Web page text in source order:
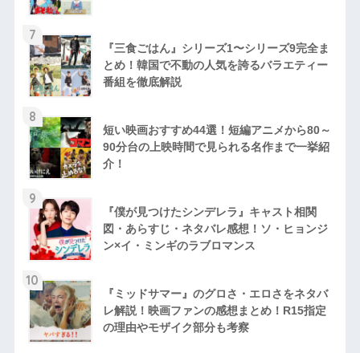
7
『三食ごはん』シリーズ1〜シリーズ9完全ま
とめ！韓国で不動の人気を誇るバラエティー
番組を徹底解説
8
短い映画おすすめ44選！短編アニメから80～
90分台の上映時間で見られる名作まで一挙紹
介！
9
『僕が見つけたシンデレラ』キャスト相関
図・あらすじ・ネタバレ感想！ソ・ヒョンジ
ン×イ・ミンギのラブロマンス
10
『ミッドサマー』のグロさ・エロさをネタバ
レ解説！映画ファンの感想まとめ！R15指定
の理由やモザイク部分も考察